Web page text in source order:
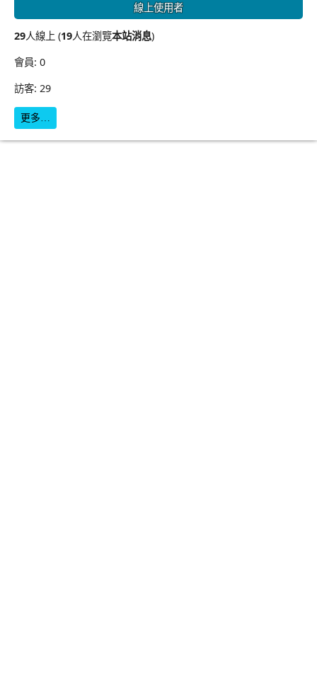
線上使用者
29人線上 (19人在瀏覽本站消息)
會員: 0
訪客: 29
更多…